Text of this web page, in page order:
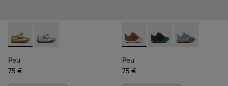
Peu - K800700-002 - Gelbe Kinderschuhe aus Leder.
Peu - K800700-001 - Graue Lederschuhe für Kinder.
Peu
75 €
Peu - K800708-003 -
Peu - K800708-004
Peu -
Peu
75 €